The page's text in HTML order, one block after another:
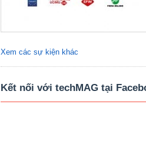
Xem các sự kiện khác
Kết nối với techMAG tại